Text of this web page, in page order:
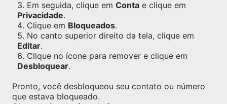
Em seguida, clique em Conta e clique em
Privacidade.
Clique em Bloqueados.
No canto superior direito da tela, clique em
Editar.
Clique no ícone para remover e clique em
Desbloquear.
Pronto, você desbloqueou seu contato ou número
que estava bloqueado.